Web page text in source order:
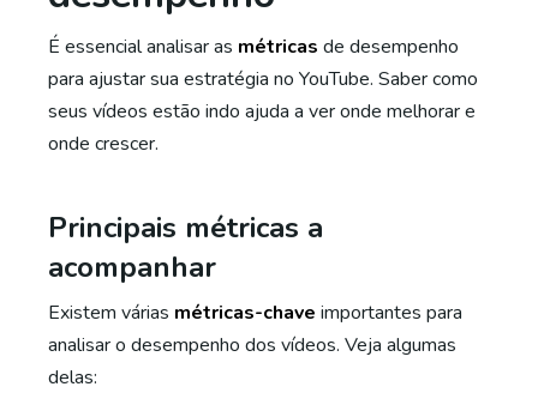
É essencial analisar as métricas de desempenho
para ajustar sua estratégia no YouTube. Saber como
seus vídeos estão indo ajuda a ver onde melhorar e
onde crescer.
Principais métricas a
acompanhar
Existem várias métricas-chave importantes para
analisar o desempenho dos vídeos. Veja algumas
delas: